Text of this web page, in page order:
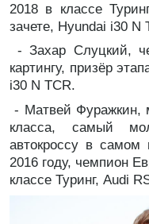
2018 в классе
зачете, Hyundai i30 N
- Захар Слуцкий,
картингу, призёр
i30 N TCR.
- Матвей Фуражкин,
класса, самый
автокроссу в
2016 году, чемпион
классе Туринг, Audi